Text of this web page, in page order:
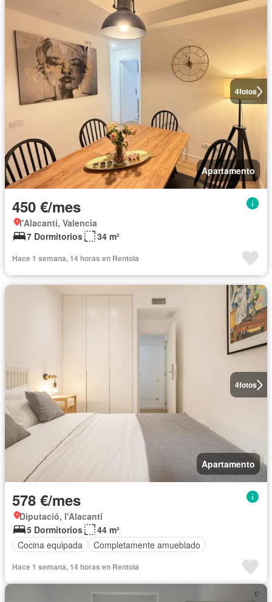
4fotos
Apartamento
450 €/mes
l'Alacantí, Valencia
7 Dormitorios
34 m²
Hace 1 semana, 14 horas en Rentola
4fotos
Apartamento
578 €/mes
Diputació, l'Alacantí
5 Dormitorios
44 m²
Cocina equipada
Completamente amueblado
Hace 1 semana, 14 horas en Rentola